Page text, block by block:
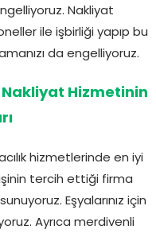
Nakliyat
ile işbirliği yapıp bu
da engelliyoruz.
Hizmetinin
hizmetlerinde en iyi
tercih ettiği firma
Eşyalarınız için
Ayrıca merdivenli